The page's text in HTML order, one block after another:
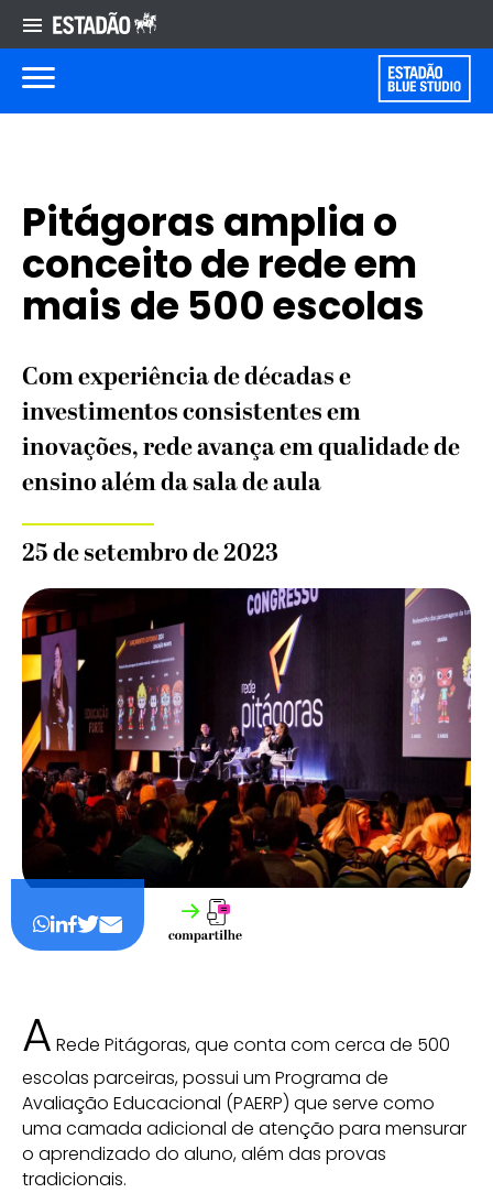
Pitágoras amplia o
conceito de rede em
mais de 500 escolas
Com experiência de décadas e
investimentos consistentes em
inovações, rede avança em qualidade de
ensino além da sala de aula
25 de setembro de 2023
A Rede Pitágoras, que conta com cerca de 500
escolas parceiras, possui um Programa de
Avaliação Educacional (PAERP) que serve como
uma camada adicional de atenção para mensurar
o aprendizado do aluno, além das provas
tradicionais.